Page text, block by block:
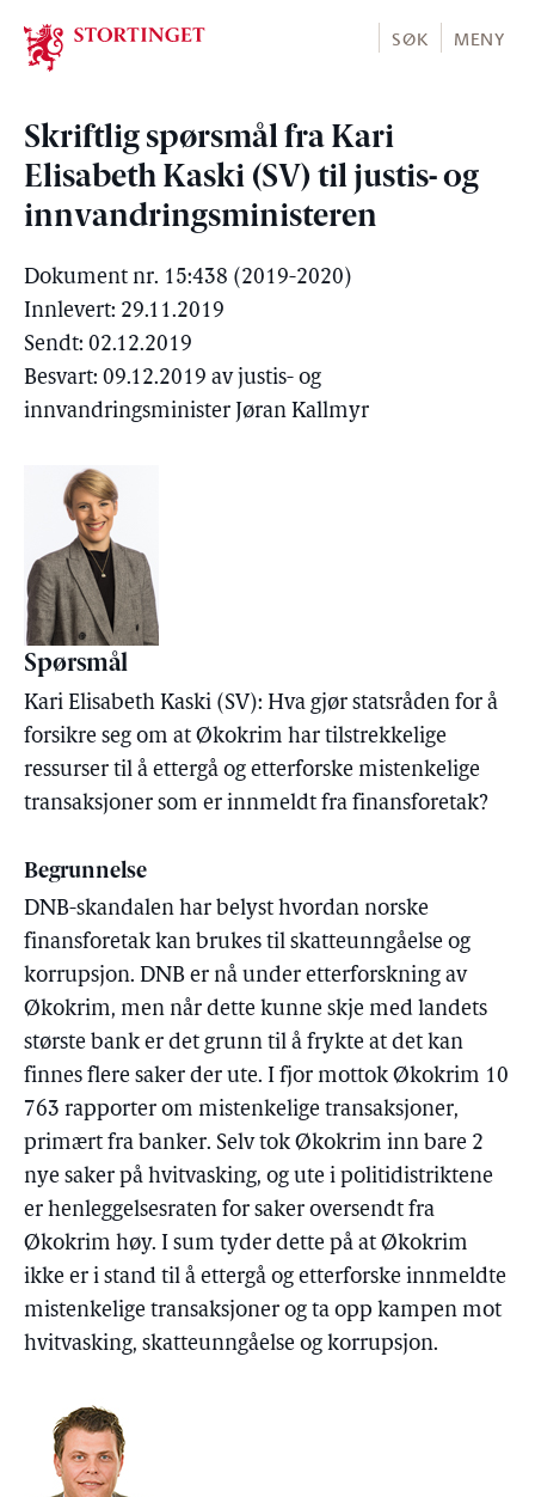
Stortinget.no
SØK MENY
Skriftlig spørsmål fra Kari
Elisabeth Kaski (SV) til justis- og
innvandringsministeren
Dokument nr. 15:438 (2019-2020)
Innlevert: 29.11.2019
Sendt: 02.12.2019
Besvart: 09.12.2019 av justis- og
innvandringsminister Jøran Kallmyr
Spørsmål
Kari Elisabeth Kaski (SV): Hva gjør statsråden for å
forsikre seg om at Økokrim har tilstrekkelige
ressurser til å ettergå og etterforske mistenkelige
transaksjoner som er innmeldt fra finansforetak?
Begrunnelse
DNB-skandalen har belyst hvordan norske
finansforetak kan brukes til skatteunngåelse og
korrupsjon. DNB er nå under etterforskning av
Økokrim, men når dette kunne skje med landets
største bank er det grunn til å frykte at det kan
finnes flere saker der ute. I fjor mottok Økokrim 10
763 rapporter om mistenkelige transaksjoner,
primært fra banker. Selv tok Økokrim inn bare 2
nye saker på hvitvasking, og ute i politidistriktene
er henleggelsesraten for saker oversendt fra
Økokrim høy. I sum tyder dette på at Økokrim
ikke er i stand til å ettergå og etterforske innmeldte
mistenkelige transaksjoner og ta opp kampen mot
hvitvasking, skatteunngåelse og korrupsjon.